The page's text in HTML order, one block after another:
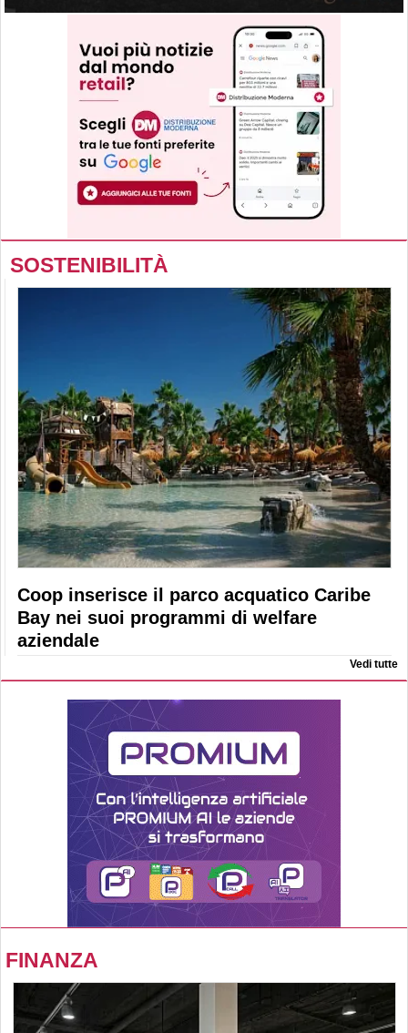
SOSTENIBILITÀ
Coop inserisce il parco acquatico Caribe
Bay nei suoi programmi di welfare
aziendale
Vedi tutte
FINANZA